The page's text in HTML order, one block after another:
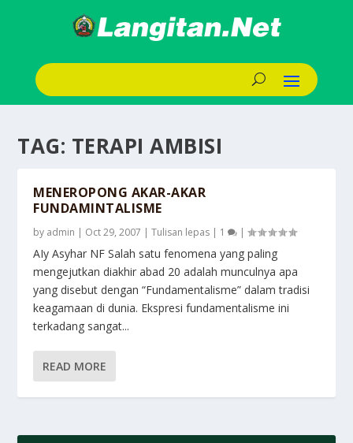
TAG: TERAPI AMBISI
MENEROPONG AKAR-AKAR
FUNDAMINTALISME
by admin | Oct 29, 2007 |Tulisan lepas | 1 |
AIy Asyhar NF Salah satu fenomena yang paling
mengejutkan diakhir abad 20 adalah munculnya apa
yang disebut dengan “Fundamentalisme” dalam tradisi
keagamaan di dunia. Ekspresi fundamentalisme ini
terkadang sangat...
READ MORE